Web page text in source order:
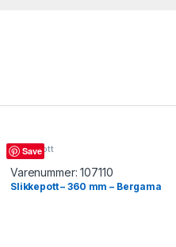
Save
Slikkepott
Varenummer:107110
Slikkepott – 360 mm – Bergama